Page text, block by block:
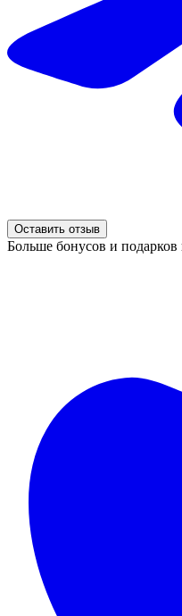
Оставить отзыв
Больше бонусов и